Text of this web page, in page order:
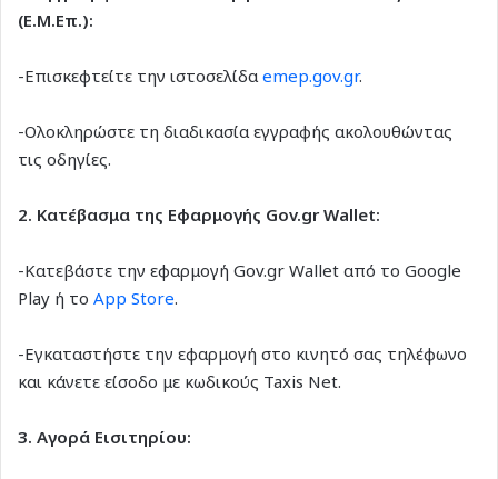
(Ε.Μ.Επ.):
-Επισκεφτείτε την ιστοσελίδα emep.gov.gr.
-Ολοκληρώστε τη διαδικασία εγγραφής ακολουθώντας
τις οδηγίες.
2. Κατέβασμα της Εφαρμογής Gov.gr Wallet:
-Κατεβάστε την εφαρμογή Gov.gr Wallet από το Google
Play ή το App Store.
-Εγκαταστήστε την εφαρμογή στο κινητό σας τηλέφωνο
και κάνετε είσοδο με κωδικούς Taxis Net.
3. Αγορά Εισιτηρίου: